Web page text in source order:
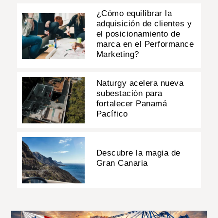
¿Cómo equilibrar la
adquisición de clientes y
el posicionamiento de
marca en el Performance
Marketing?
Naturgy acelera nueva
subestación para
fortalecer Panamá
Pacífico
Descubre la magia de
Gran Canaria